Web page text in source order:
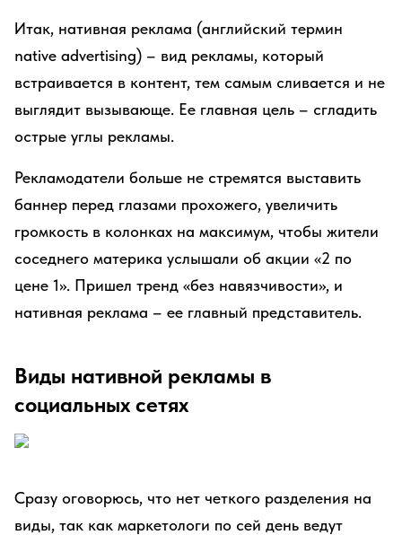
Итак, нативная реклама (английский термин
native advertising) – вид рекламы, который
встраивается в контент, тем самым сливается и не
выглядит вызывающе. Ее главная цель – сгладить
острые углы рекламы.
Рекламодатели больше не стремятся выставить
баннер перед глазами прохожего, увеличить
громкость в колонках на максимум, чтобы жители
соседнего материка услышали об акции «2 по
цене 1». Пришел тренд «без навязчивости», и
нативная реклама – ее главный представитель.
Виды нативной рекламы в
социальных сетях
Сразу оговорюсь, что нет четкого разделения на
виды, так как маркетологи по сей день ведут